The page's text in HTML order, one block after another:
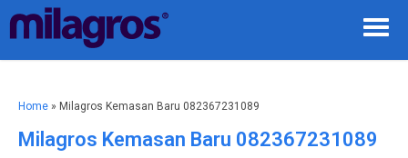
Home » Milagros Kemasan Baru 082367231089
Milagros Kemasan Baru 082367231089